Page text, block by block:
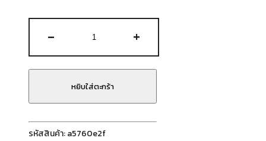
-
Whoo
Spa
Essence
Shampoo
8ml
Whoo
+
หยิบใส่ตะกร้า
รหัสสินค้า:a5760e2f